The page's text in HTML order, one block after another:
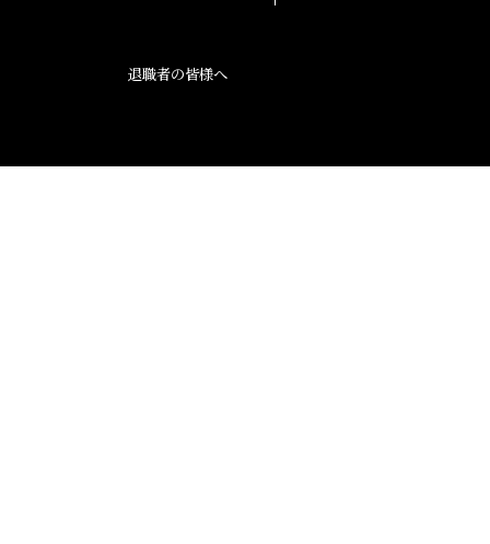
退職者の皆様へ